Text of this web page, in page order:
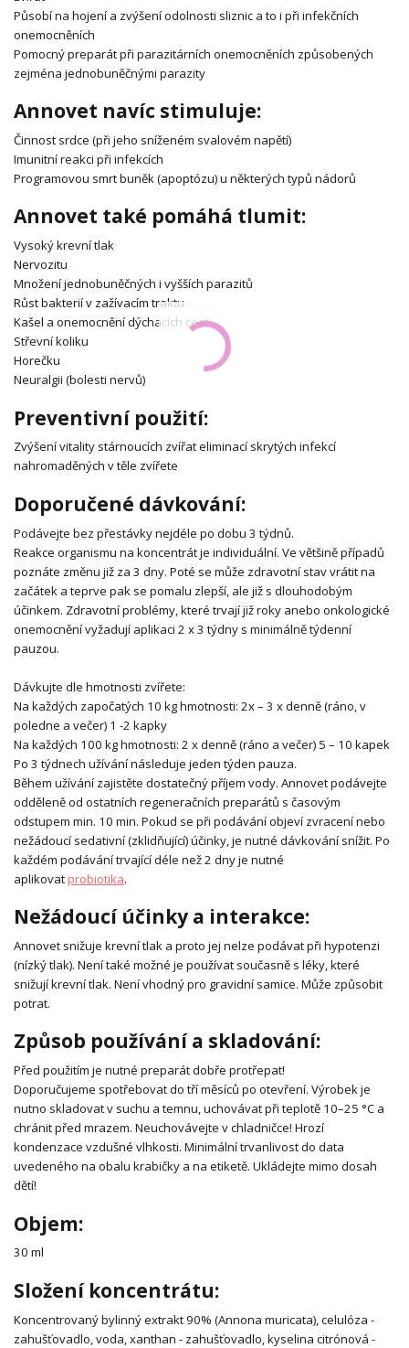
Působí na hojení a zvýšení odolnosti sliznic a to i při infekčních
onemocněních
Pomocný preparát při parazitárních onemocněních způsobených
zejména jednobuněčnými parazity
Annovet navíc stimuluje:
Činnost srdce (při jeho sníženém svalovém napětí)
Imunitní reakci při infekcích
Programovou smrt buněk (apoptózu) u některých typů nádorů
Annovet také pomáhá tlumit:
Vysoký krevní tlak
Nervozitu
Množení jednobuněčných i vyšších parazitů
Růst bakterií v zažívacím traktu
Kašel a onemocnění dýchacích cest
Střevní koliku
Horečku
Neuralgii (bolesti nervů)
Preventivní použití:
Zvýšení vitality stárnoucích zvířat eliminací skrytých infekcí
nahromaděných v těle zvířete
Doporučené dávkování:
Podávejte bez přestávky nejdéle po dobu 3 týdnů.
Reakce organismu na koncentrát je individuální. Ve většině případů
poznáte změnu již za 3 dny. Poté se může zdravotní stav vrátit na
začátek a teprve pak se pomalu zlepší, ale již s dlouhodobým
účinkem. Zdravotní problémy, které trvají již roky anebo onkologické
onemocnění vyžadují aplikaci 2 x 3 týdny s minimálně týdenní
pauzou.
Dávkujte dle hmotnosti zvířete:
Na každých započatých 10 kg hmotnosti: 2x – 3 x denně (ráno, v
poledne a večer) 1 -2 kapky
Na každých 100 kg hmotnosti: 2 x denně (ráno a večer) 5 – 10 kapek
Po 3 týdnech užívání následuje jeden týden pauza.
Během užívání zajistěte dostatečný příjem vody. Annovet podávejte
odděleně od ostatních regeneračních preparátů s časovým
odstupem min. 10 min. Pokud se při podávání objeví zvracení nebo
nežádoucí sedativní (zklidňující) účinky, je nutné dávkování snížit. Po
každém podávání trvající déle než 2 dny je nutné
aplikovat probiotika.
Nežádoucí účinky a interakce:
Annovet snižuje krevní tlak a proto jej nelze podávat při hypotenzi
(nízký tlak). Není také možné je používat současně s léky, které
snižují krevní tlak. Není vhodný pro gravidní samice. Může způsobit
potrat.
Způsob používání a skladování:
Před použitím je nutné preparát dobře protřepat!
Doporučujeme spotřebovat do tří měsíců po otevření. Výrobek je
nutno skladovat v suchu a temnu, uchovávat při teplotě 10–25 °C a
chránit před mrazem. Neuchovávejte v chladničce! Hrozí
kondenzace vzdušné vlhkosti. Minimální trvanlivost do data
uvedeného na obalu krabičky a na etiketě. Ukládejte mimo dosah
dětí!
Objem:
30 ml
Složení koncentrátu:
Koncentrovaný bylinný extrakt 90% (Annona muricata), celulóza -
zahušťovadlo, voda, xanthan - zahušťovadlo, kyselina citrónová -